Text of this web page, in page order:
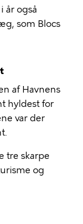
år også
som Blocs
af Havnens
hyldest for
var der
tre skarpe
og